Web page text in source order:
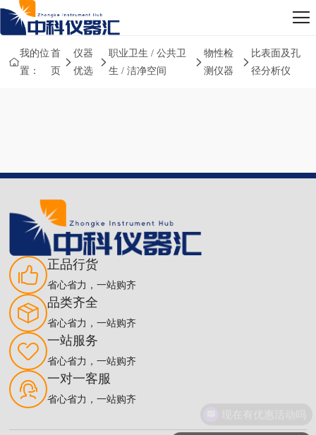
我的位
置：
首
页
仪器
优选
职业卫生 / 公共卫
生 / 洁净空间
物性检
测仪器
比表面及孔
径分析仪
正品行货
省心省力，一站购齐
品类齐全
省心省力，一站购齐
一站服务
省心省力，一站购齐
一对一客服
省心省力，一站购齐